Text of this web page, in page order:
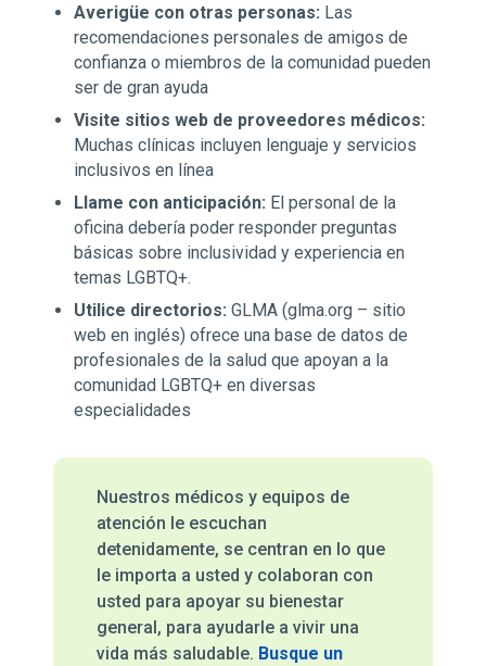
Averigüe con otras personas: Las
recomendaciones personales de amigos de
confianza o miembros de la comunidad pueden
ser de gran ayuda
Visite sitios web de proveedores médicos:
Muchas clínicas incluyen lenguaje y servicios
inclusivos en línea
Llame con anticipación: El personal de la
oficina debería poder responder preguntas
básicas sobre inclusividad y experiencia en
temas LGBTQ+.
Utilice directorios: GLMA (glma.org – sitio
web en inglés) ofrece una base de datos de
profesionales de la salud que apoyan a la
comunidad LGBTQ+ en diversas
especialidades
Nuestros médicos y equipos de
atención le escuchan
detenidamente, se centran en lo que
le importa a usted y colaboran con
usted para apoyar su bienestar
general, para ayudarle a vivir una
vida más saludable. Busque un